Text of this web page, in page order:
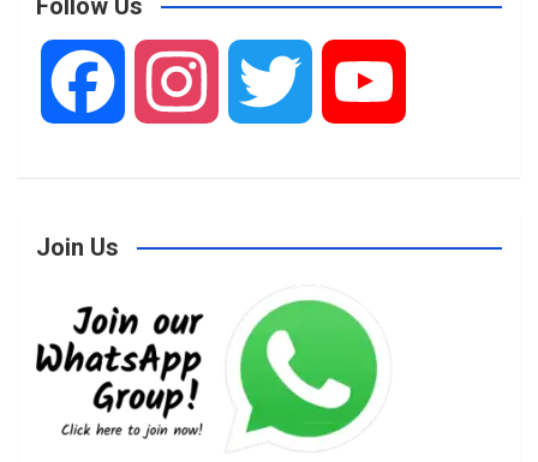
Follow Us
e
b
s i u
Join Us